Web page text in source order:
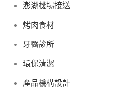
澎湖機場接送
烤肉食材
牙醫診所
環保清潔
產品機構設計